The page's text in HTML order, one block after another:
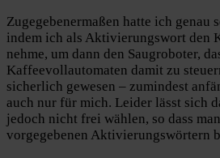
Zugegebenermaßen hatte ich genau
indem ich als Aktivierungswort den
nehme, um dann den Saugroboter,
Kaffeevollautomaten damit zu
sicherlich gewesen – zumindest
auch nur für mich. Leider lässt sich
jedoch nicht frei wählen, so dass
vorgegebenen Aktivierungswörtern